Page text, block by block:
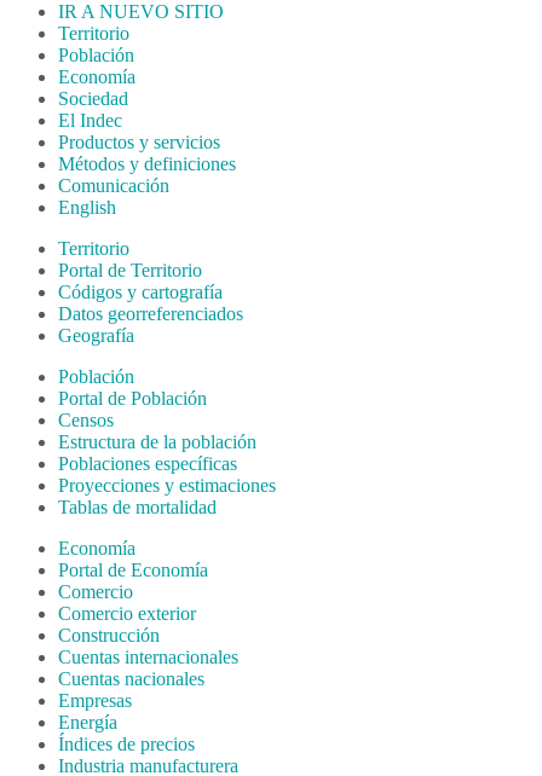
IR A NUEVO SITIO
Territorio
Población
Economía
Sociedad
El Indec
Productos y servicios
Métodos y definiciones
Comunicación
English
Territorio
Portal de Territorio
Códigos y cartografía
Datos georreferenciados
Geografía
Población
Portal de Población
Censos
Estructura de la población
Poblaciones específicas
Proyecciones y estimaciones
Tablas de mortalidad
Economía
Portal de Economía
Comercio
Comercio exterior
Construcción
Cuentas internacionales
Cuentas nacionales
Empresas
Energía
Índices de precios
Industria manufacturera